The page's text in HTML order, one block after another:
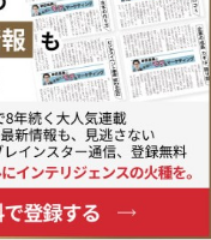
私たちについて